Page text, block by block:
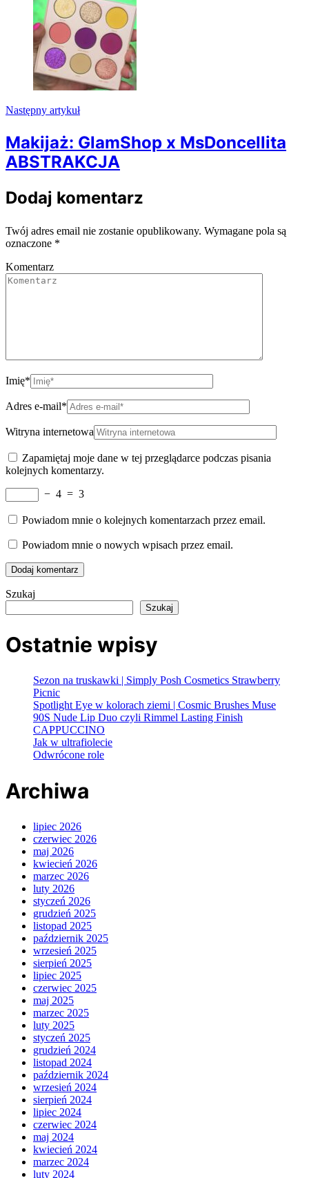
Następny artykuł
Makijaż: GlamShop x MsDoncellita
ABSTRAKCJA
Dodaj komentarz
Twój adres email nie zostanie opublikowany. Wymagane pola są
oznaczone *
Komentarz
Imię*
Adres e-mail*
Witryna internetowa
Zapamiętaj moje dane w tej przeglądarce podczas pisania
kolejnych komentarzy.
− 4 = 3
Powiadom mnie o kolejnych komentarzach przez email.
Powiadom mnie o nowych wpisach przez email.
Szukaj
Szukaj
Ostatnie wpisy
Sezon na truskawki | Simply Posh Cosmetics Strawberry
Picnic
Spotlight Eye w kolorach ziemi | Cosmic Brushes Muse
90S Nude Lip Duo czyli Rimmel Lasting Finish
CAPPUCCINO
Jak w ultrafiolecie
Odwrócone role
Archiwa
lipiec 2026
czerwiec 2026
maj 2026
kwiecień 2026
marzec 2026
luty 2026
styczeń 2026
grudzień 2025
listopad 2025
październik 2025
wrzesień 2025
sierpień 2025
lipiec 2025
czerwiec 2025
maj 2025
marzec 2025
luty 2025
styczeń 2025
grudzień 2024
listopad 2024
październik 2024
wrzesień 2024
sierpień 2024
lipiec 2024
czerwiec 2024
maj 2024
kwiecień 2024
marzec 2024
luty 2024